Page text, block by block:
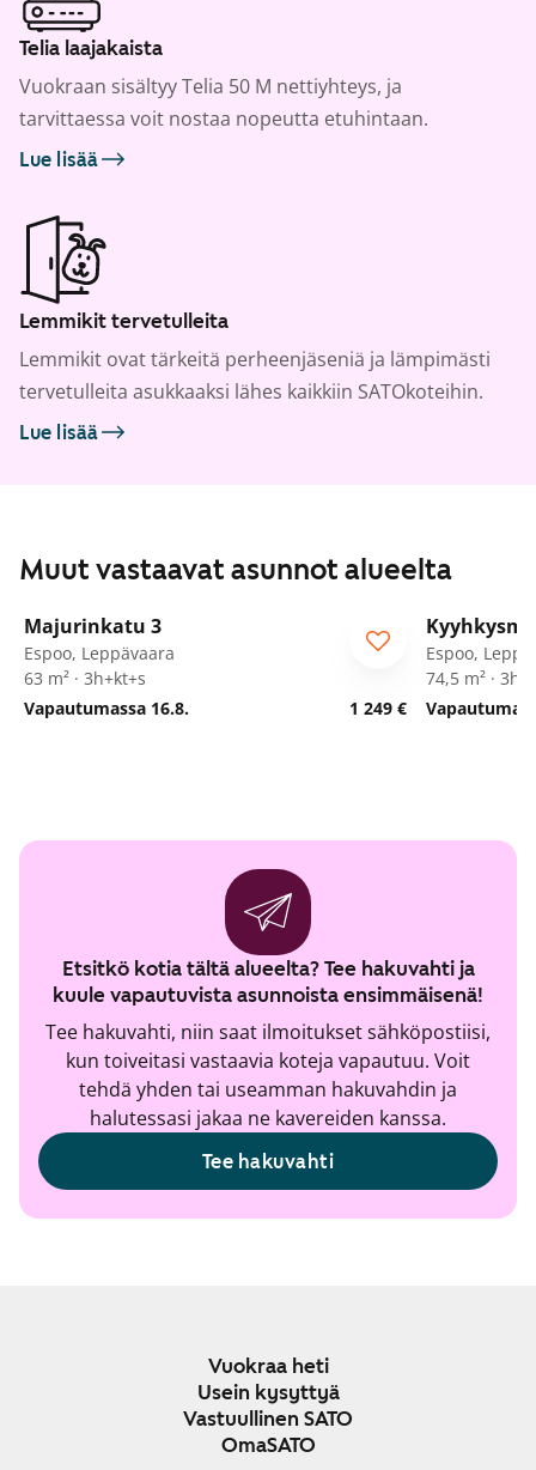
Telia laajakaista
Vuokraan sisältyy Telia 50 M nettiyhteys, ja
tarvittaessa voit nostaa nopeutta etuhintaan.
Lue lisää
Lemmikit tervetulleita
Lemmikit ovat tärkeitä perheenjäseniä ja lämpimästi
tervetulleita asukkaaksi lähes kaikkiin SATOkoteihin.
Lue lisää
Muut vastaavat asunnot alueelta
Majurinkatu 3
Espoo, Leppävaara
63 m² · 3h+kt+s
Vapautumassa 16.8.
1 249 €
Espoo,
74,5 m² ·
Etsitkö kotia tältä alueelta? Tee hakuvahti ja
kuule vapautuvista asunnoista ensimmäisenä!
Tee hakuvahti, niin saat ilmoitukset sähköpostiisi,
kun toiveitasi vastaavia koteja vapautuu. Voit
tehdä yhden tai useamman hakuvahdin ja
halutessasi jakaa ne kavereiden kanssa.
Tee hakuvahti
Vuokraa heti
Usein kysyttyä
Vastuullinen SATO
OmaSATO